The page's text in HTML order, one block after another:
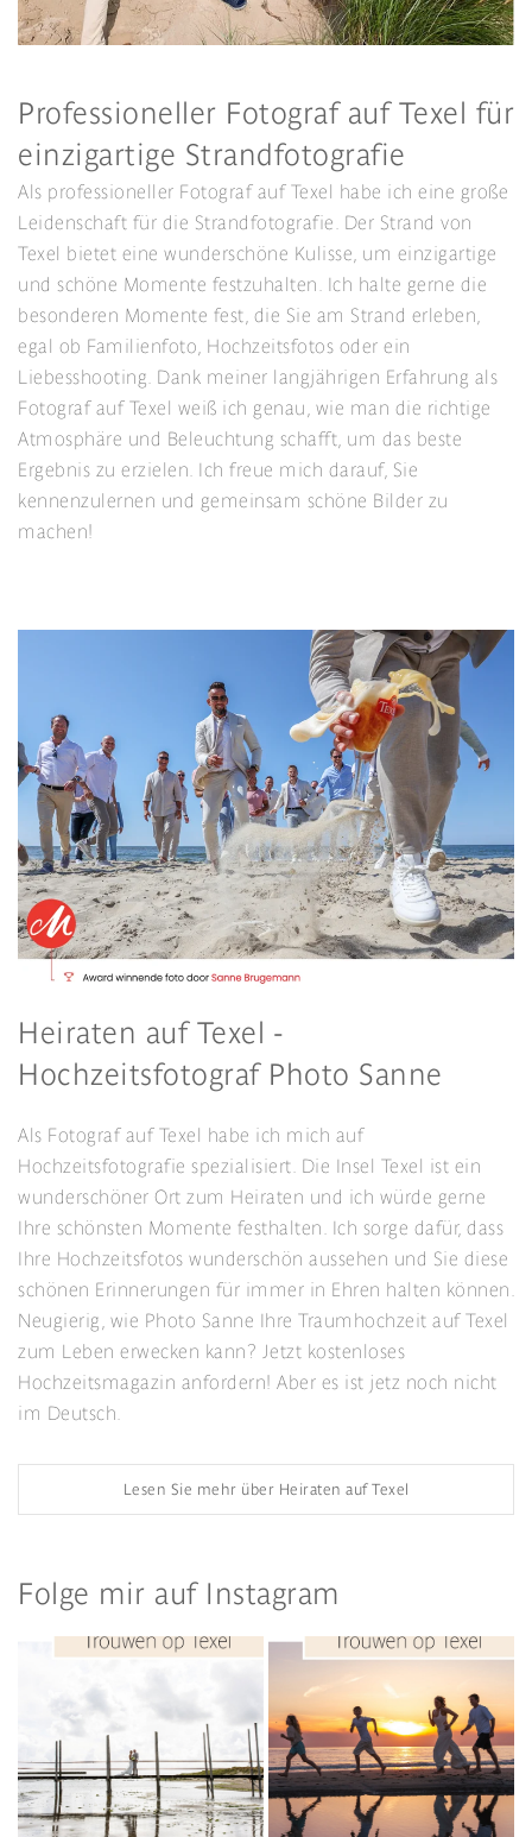
Professioneller Fotograf auf Texel für
einzigartige Strandfotografie
Als professioneller Fotograf auf Texel habe ich eine große
Leidenschaft für die Strandfotografie. Der Strand von
Texel bietet eine wunderschöne Kulisse, um einzigartige
und schöne Momente festzuhalten. Ich halte gerne die
besonderen Momente fest, die Sie am Strand erleben,
egal ob Familienfoto, Hochzeitsfotos oder ein
Liebesshooting. Dank meiner langjährigen Erfahrung als
Fotograf auf Texel weiß ich genau, wie man die richtige
Atmosphäre und Beleuchtung schafft, um das beste
Ergebnis zu erzielen. Ich freue mich darauf, Sie
kennenzulernen und gemeinsam schöne Bilder zu
machen!
Heiraten auf Texel -
Hochzeitsfotograf Photo Sanne
Als Fotograf auf Texel habe ich mich auf
Hochzeitsfotografie spezialisiert. Die Insel Texel ist ein
wunderschöner Ort zum Heiraten und ich würde gerne
Ihre schönsten Momente festhalten. Ich sorge dafür, dass
Ihre Hochzeitsfotos wunderschön aussehen und Sie diese
schönen Erinnerungen für immer in Ehren halten können.
Neugierig, wie Photo Sanne Ihre Traumhochzeit auf Texel
zum Leben erwecken kann? Jetzt kostenloses
Hochzeitsmagazin anfordern! Aber es ist jetz noch nicht
im Deutsch.
Lesen Sie mehr über Heiraten auf Texel
Folge mir auf Instagram